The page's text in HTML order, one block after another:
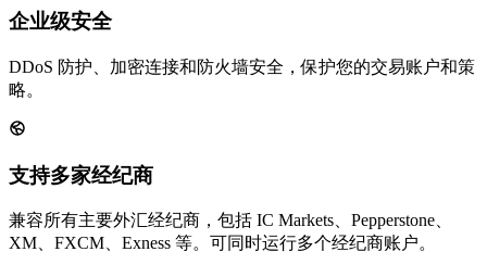
企业级安全
DDoS 防护、加密连接和防火墙安全，保护您的交易账户和策
略。
支持多家经纪商
兼容所有主要外汇经纪商，包括 IC Markets、Pepperstone、
XM、FXCM、Exness 等。可同时运行多个经纪商账户。